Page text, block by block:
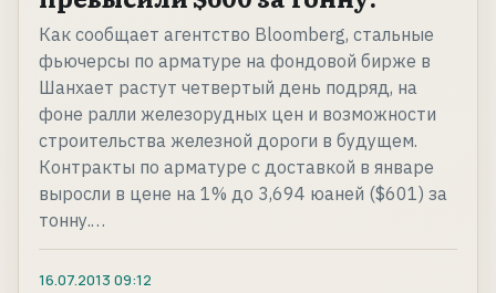
Как сообщает агентство Bloomberg, стальные
фьючерсы по арматуре на фондовой бирже в
Шанхает растут четвертый день подряд, на
фоне ралли железорудных цен и возможности
строительства железной дороги в будущем.
Контракты по арматуре с доставкой в январе
выросли в цене на 1% до 3,694 юаней ($601) за
тонну.…
16.07.2013 09:12